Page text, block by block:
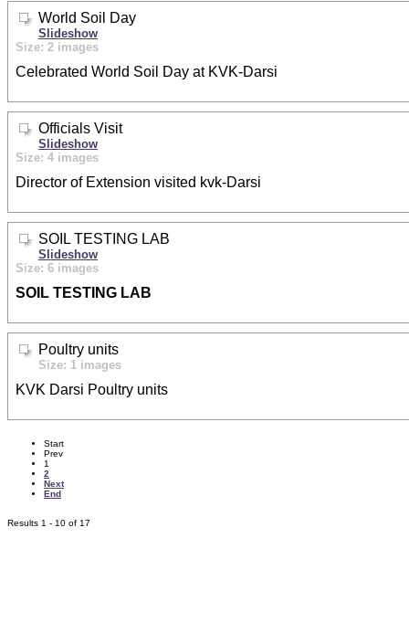
World Soil Day
Slideshow
Size: 2 images
Celebrated World Soil Day at KVK-Darsi
Officials Visit
Slideshow
Size: 4 images
Director of Extension visited kvk-Darsi
SOIL TESTING LAB
Slideshow
Size: 6 images
SOIL TESTING LAB
Poultry units
Size: 1 images
KVK Darsi Poultry units
Start
Prev
1
2
Next
End
Results 1 - 10 of 17